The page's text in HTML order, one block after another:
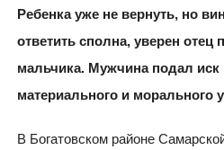
Ребенка уже не вернуть, но
ответить сполна, уверен отец
мальчика. Мужчина подал иск
материального и морального
В Богатовском районе